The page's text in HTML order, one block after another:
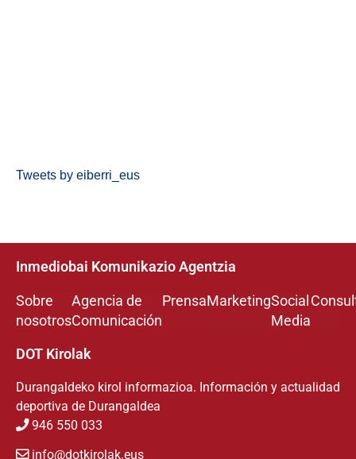
Tweets by eiberri_eus
Inmediobai Komunikazio Agentzia
Sobre
nosotros
Agencia de
Comunicación
PrensaMarketingSocial
Media
DOT Kirolak
Durangaldeko kirol informazioa. Información y actualidad
deportiva de Durangaldea
946 550 033
info@dotkirolak.eus